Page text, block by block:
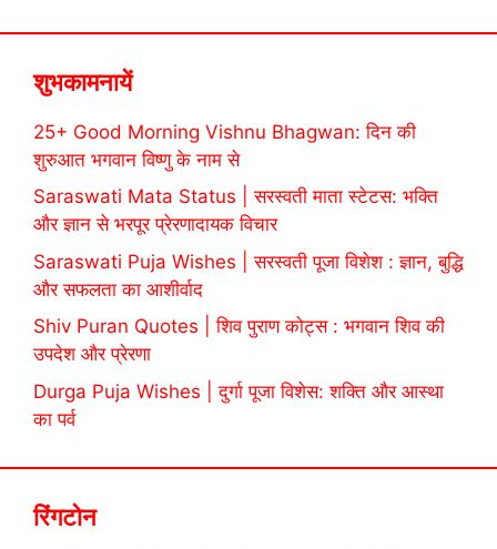
शुभकामनायें
25+ Good Morning Vishnu Bhagwan: दिन की
शुरुआत भगवान विष्णु के नाम से
Saraswati Mata Status | सरस्वती माता स्टेटस: भक्ति
और ज्ञान से भरपूर प्रेरणादायक विचार
Saraswati Puja Wishes | सरस्वती पूजा विशेश : ज्ञान, बुद्धि
और सफलता का आशीर्वाद
Shiv Puran Quotes | शिव पुराण कोट्स : भगवान शिव की
उपदेश और प्रेरणा
Durga Puja Wishes | दुर्गा पूजा विशेस: शक्ति और आस्था
का पर्व
रिंगटोन